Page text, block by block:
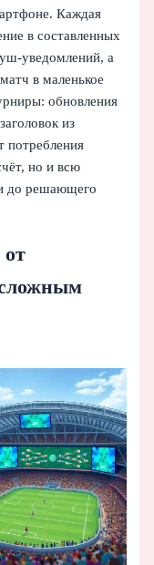
Каждая
в составленных
уведомлений, а
в маленькое
обновления
из
потребления
но и всю
до решающего
от